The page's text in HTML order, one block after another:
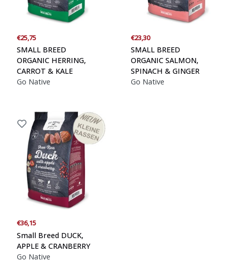
€25,75
SMALL BREED
ORGANIC HERRING,
CARROT & KALE
Go Native
€23,30
SMALL BREED
ORGANIC SALMON,
SPINACH & GINGER
Go Native
€36,15
Small Breed DUCK,
APPLE & CRANBERRY
Go Native